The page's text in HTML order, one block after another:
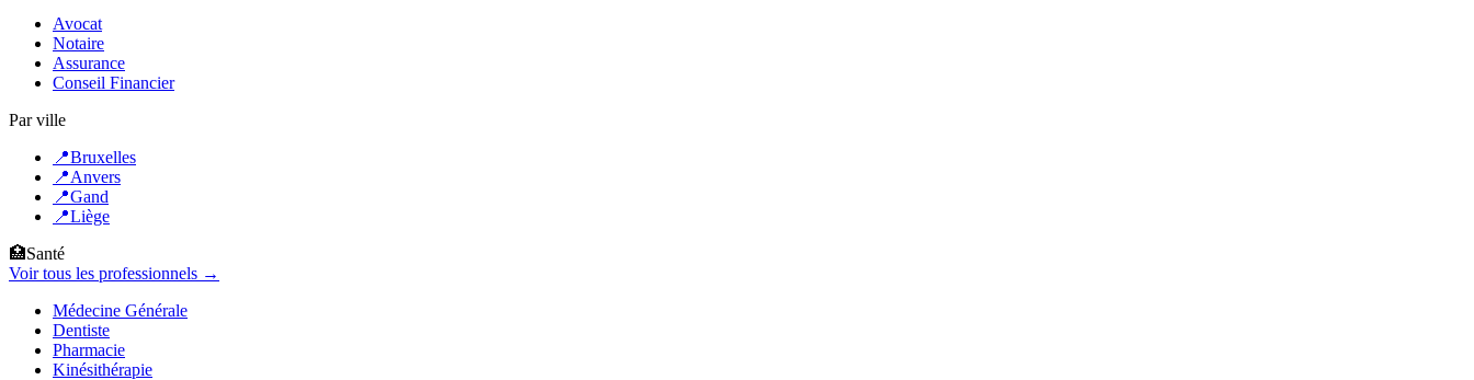
Avocat
Notaire
Assurance
Conseil Financier
Par ville
📍Bruxelles
📍Anvers
📍Gand
📍Liège
🏥Santé
Voir tous les professionnels →
Médecine Générale
Dentiste
Pharmacie
Kinésithérapie